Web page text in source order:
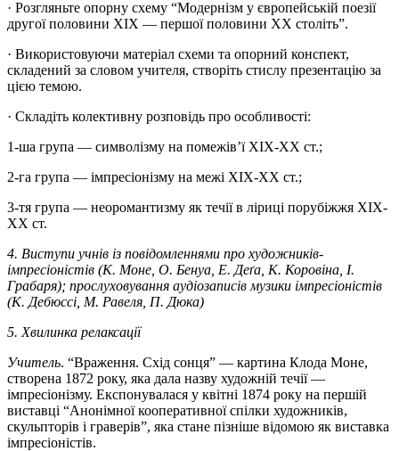
· Розгляньте опорну схему “Модернізм у європейській поезії
другої половини XIX — першої половини XX століть”.
· Використовуючи матеріал схеми та опорний конспект,
складений за словом учителя, створіть стислу презентацію за
цією темою.
· Складіть колективну розповідь про особливості:
1-ша група — символізму на помежів’ї ХІХ-ХХ ст.;
2-га група — імпресіонізму на межі ХІХ-ХХ ст.;
3-тя група — неоромантизму як течії в ліриці порубіжжя ХІХ-
ХХ ст.
4. Виступи учнів із повідомленнями про художників-
імпресіоністів (К. Моне, О. Бенуа, Е. Деґа, К. Коровіна, І.
Грабаря); прослуховування аудіозаписів музики імпресіоністів
(К. Дебюссі, М. Равеля, П. Дюка)
5. Хвилинка релаксації
Учитель. “Враження. Схід сонця” — картина Клода Моне,
створена 1872 року, яка дала назву художній течії —
імпресіонізму. Експонувалася у квітні 1874 року на першій
виставці “Анонімної кооперативної спілки художників,
скульпторів і граверів”, яка стане пізніше відомою як виставка
імпресіоністів.